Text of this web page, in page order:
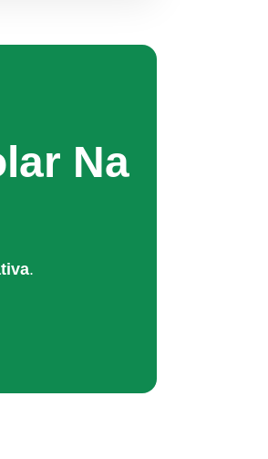
Na
.